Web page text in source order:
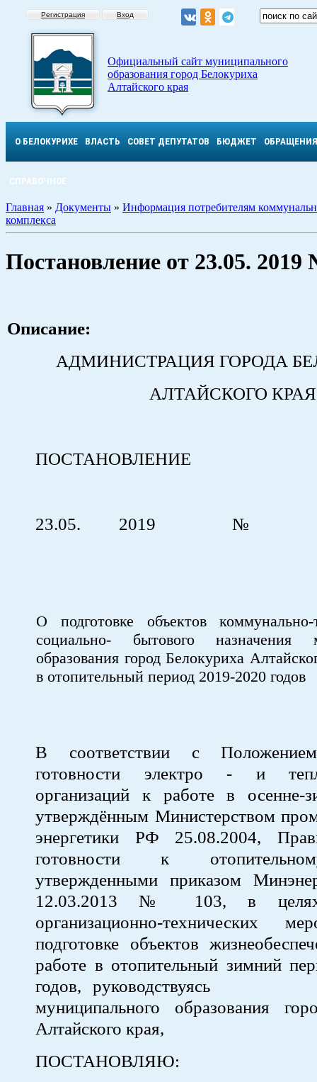
Регистрация Вход
Официальный сайт муниципального
образования город Белокуриха
Алтайского края
О БЕЛОКУРИХЕ ВЛАСТЬ СОВЕТ ДЕПУТАТОВ БЮДЖЕТ ОБРАЩЕНИЯ
СПРАВОЧНОЕ
Главная » Документы » Информация потребителям
комплекса
Постановление от 23.05. 2019
Описание:
АДМИНИСТРАЦИЯ ГОРОДА
АЛТАЙСКОГО КРАЯ
ПОСТАНОВЛЕНИЕ
23.05. 2019
О подготовке объектов коммунально-
социально- бытового назначения
образования город Белокуриха
в отопительный период 2019-2020 годов
В соответствии с
готовности электро - и
организаций к работе в осенне-
утверждённым Министерством
энергетики РФ 25.08.2004,
готовности к
утвержденными приказом
12.03.2013 № 103, в целях
организационно-технических
подготовке объектов
работе в отопительный зимний
годов, руководствуясь
муниципального образования
Алтайского края,
ПОСТАНОВЛЯЮ: